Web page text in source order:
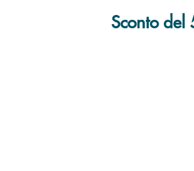
Sconto del